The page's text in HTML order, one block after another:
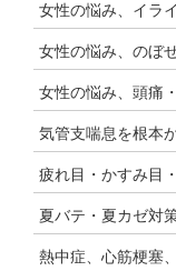
女性の悩み、イラ
女性の悩み、のぼ
女性の悩み、頭痛
気管支喘息を根本
疲れ目・かすみ目
夏バテ・夏カゼ対
熱中症、心筋梗塞